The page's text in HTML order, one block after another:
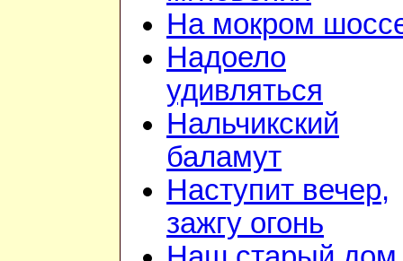
На мокром
Надоело
удивляться
Нальчикский
баламут
Наступит вечер,
зажгу огонь